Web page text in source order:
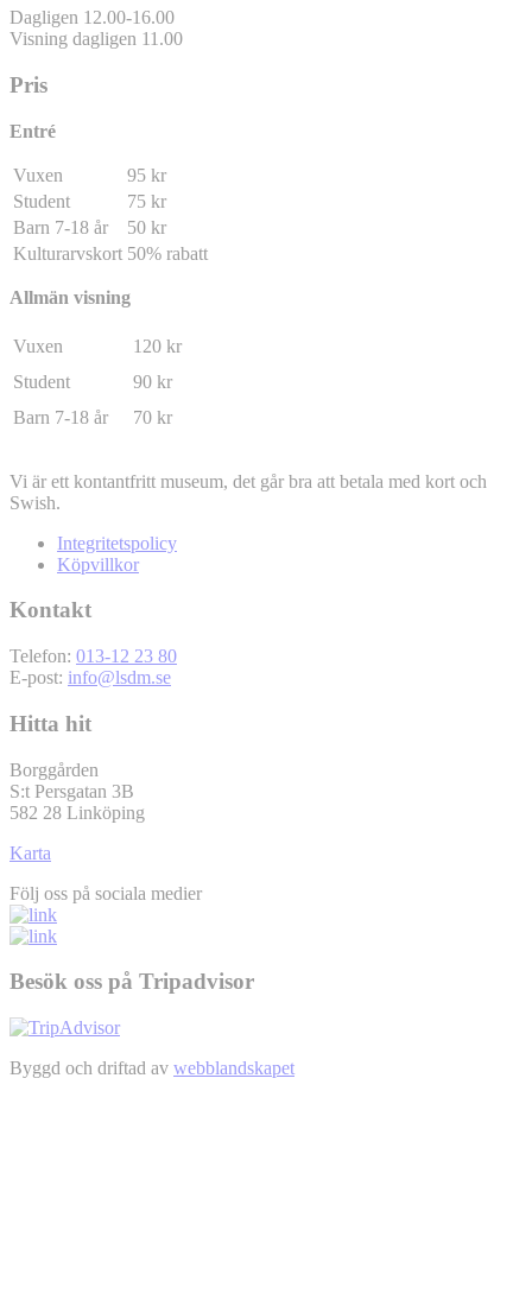
Dagligen 12.00-16.00
Visning dagligen 11.00
Pris
Entré
Vuxen
95 kr
Student
75 kr
Barn 7-18 år
50 kr
Kulturarvskort 50% rabatt
Allmän visning
Vuxen
120 kr
Student
90 kr
Barn 7-18 år
70 kr
Vi är ett kontantfritt museum, det går bra att betala med kort och
Swish.
Integritetspolicy
Köpvillkor
Kontakt
Telefon: 013-12 23 80
E-post: info@lsdm.se
Hitta hit
Borggården
S:t Persgatan 3B
582 28 Linköping
Karta
Följ oss på sociala medier
Besök oss på Tripadvisor
Byggd och driftad av webblandskapet